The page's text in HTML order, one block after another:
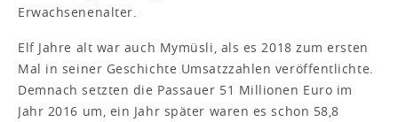
Erwachsenenalter.
Elf Jahre alt war auch Mymüsli, als es 2018 zum ersten
Mal in seiner Geschichte Umsatzzahlen veröffentlichte.
Demnach setzten die Passauer 51 Millionen Euro im
Jahr 2016 um, ein Jahr später waren es schon 58,8